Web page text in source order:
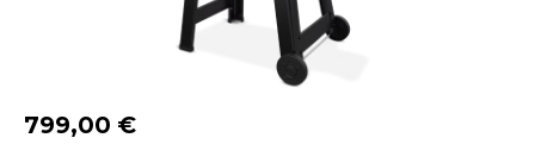
Regulärer Preis:
799,00 €